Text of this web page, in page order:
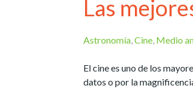
Las
Astronomía Cine Medio
El cine es uno de los
datos o por la